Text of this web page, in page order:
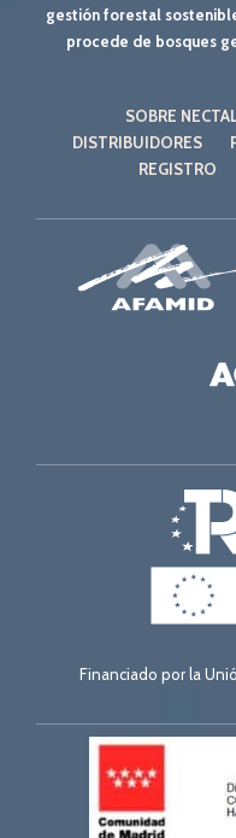
gestión forestal
procede de bosques
SOBRE
DISTRIBUIDORES
REGISTRO
Financiado por la